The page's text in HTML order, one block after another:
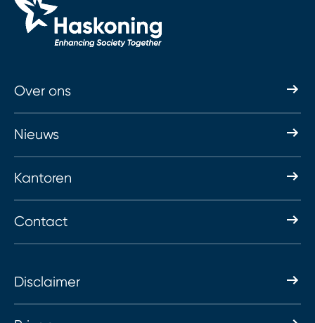
Over ons
Nieuws
Kantoren
Contact
Disclaimer